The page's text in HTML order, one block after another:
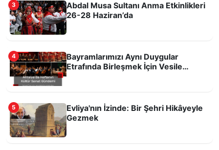
Hıdırlık Kulesi yeniden Antalyalılarla buluştu
3
Abdal Musa Sultanı Anma Etkinlikleri
26-28 Haziran’da
4
Bayramlarımızı Aynı Duygular
Etrafında Birleşmek İçin Vesile
5
Evliya'nın İzinde: Bir Şehri Hikâyeyle
Gezmek